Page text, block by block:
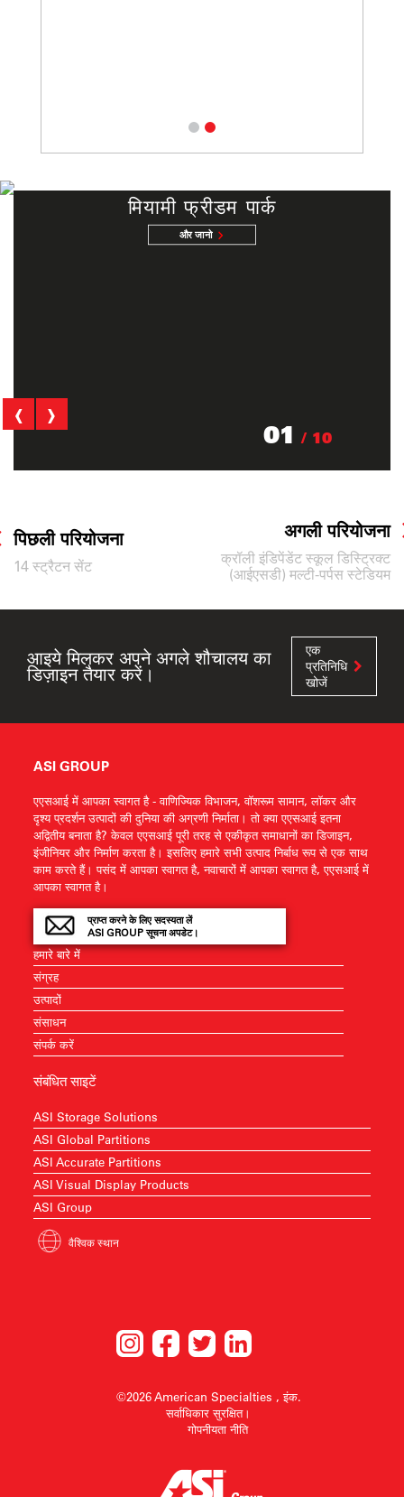
मियामी फ्रीडम पार्क
और जानो
01 / 10
‹ ›
अगली परियोजना
क्रॉली इंडिपेंडेंट स्कूल डिस्ट्रिक्ट
(आईएसडी) मल्टी-पर्पस स्टेडियम
पिछली परियोजना
14 स्ट्रैटन सेंट
आइये मिलकर अपने अगले शौचालय का
डिज़ाइन तैयार करें।
एक
प्रतिनिधि
खोजें
ASI GROUP
एएसआई में आपका स्वागत है - वाणिज्यिक विभाजन, वॉशरूम सामान, लॉकर और
दृश्य प्रदर्शन उत्पादों की दुनिया की अग्रणी निर्माता। तो क्या एएसआई इतना
अद्वितीय बनाता है? केवल एएसआई पूरी तरह से एकीकृत समाधानों का डिजाइन,
इंजीनियर और निर्माण करता है। इसलिए हमारे सभी उत्पाद निर्बाध रूप से एक साथ
काम करते हैं। पसंद में आपका स्वागत है, नवाचारों में आपका स्वागत है, एएसआई में
आपका स्वागत है।
प्राप्त करने के लिए सदस्यता लें
ASI GROUP सूचना अपडेट।
हमारे बारे में
संग्रह
उत्पादों
संसाधन
संपर्क करें
संबंधित साइटें
ASI Storage Solutions
ASI Global Partitions
ASI Accurate Partitions
ASI Visual Display Products
ASI Group
वैश्विक स्थान
©2026 American Specialties , इंक.
सर्वाधिकार सुरक्षित।
गोपनीयता नीति